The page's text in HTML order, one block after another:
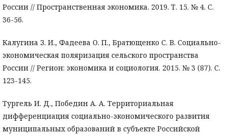
России // Пространственная экономика. 2019. Т. 15. № 4. С.
36-56.
Калугина З. И., Фадеева О. П., Братющенко С. В. Социально-
экономическая поляризация сельского пространства
России // Регион: экономика и социология. 2015. № 3 (87). С.
123-145.
Тургель И. Д., Победин А. А. Территориальная
дифференциация социально-экономического развития
муниципальных образований в субъекте Российской